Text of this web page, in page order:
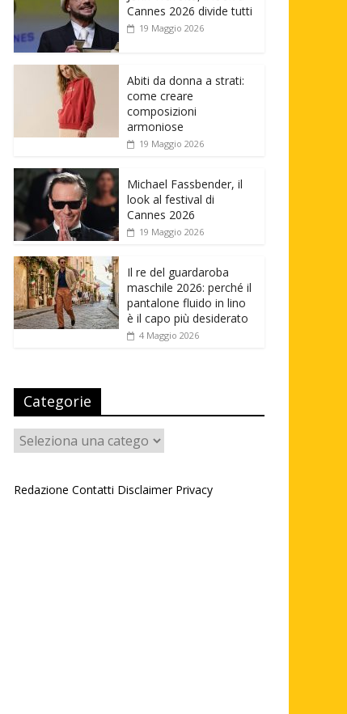
Cannes 2026 divide tutti
19 Maggio 2026
Abiti da donna a strati:
come creare
composizioni
armoniose
19 Maggio 2026
Michael Fassbender, il
look al festival di
Cannes 2026
19 Maggio 2026
Il re del guardaroba
maschile 2026: perché il
pantalone fluido in lino
è il capo più desiderato
4 Maggio 2026
Categorie
Categorie
Redazione Contatti Disclaimer Privacy